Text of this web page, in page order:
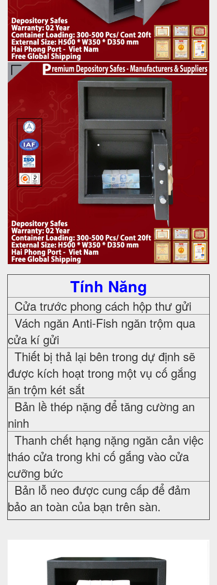
Tính Năng
Cửa trước phong cách hộp thư gửi
Vách ngăn Anti-Fish ngăn trộm qua
cửa kí gửi
Thiết bị thả lại bên trong dự định sẽ
được kích hoạt trong một vụ cố gắng
ăn trộm két sắt
Bản lề thép nặng để tăng cường an
ninh
Thanh chết hạng nặng ngăn cản việc
tháo cửa trong khi cố gắng vào cửa
cưỡng bức
Bản lỗ neo được cung cấp để đảm
bảo an toàn của bạn trên sàn.